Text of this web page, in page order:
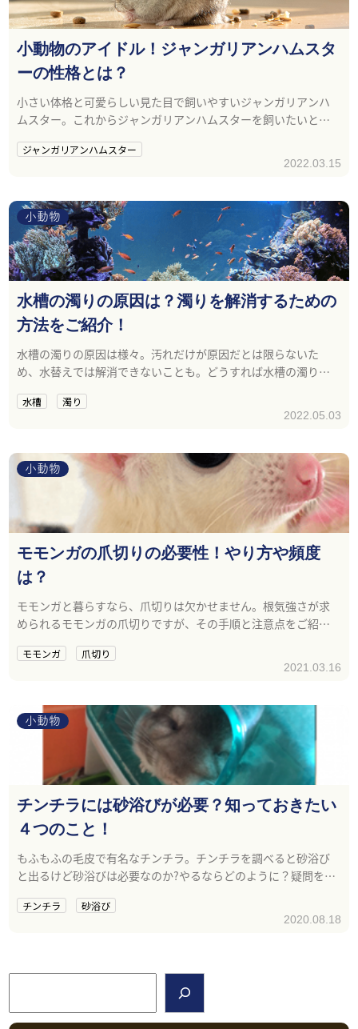
小動物のアイドル！ジャンガリアンハムスタ
ーの性格とは？
小さい体格と可愛らしい見た目で飼いやすいジャンガリアンハ
ムスター。これからジャンガリアンハムスターを飼いたいと考
来るでしょう。
ジャンガリアンハムスター
2022.03.15
小動物
水槽の濁りの原因は？濁りを解消するための
方法をご紹介！
水槽の濁りの原因は様々。汚れだけが原因だとは限らないた
め、水替えでは解消できないことも。どうすれば水槽の濁りを
水槽 濁り
2022.05.03
小動物
モモンガの爪切りの必要性！やり方や頻度
は？
モモンガと暮らすなら、爪切りは欠かせません。根気強さが求
められるモモンガの爪切りですが、その手順と注意点をご紹介
モモンガ 爪切り
2021.03.16
小動物
チンチラには砂浴びが必要？知っておきたい
４つのこと！
もふもふの毛皮で有名なチンチラ。チンチラを調べると砂浴び
と出るけど砂浴びは必要なのか?やるならどのように？疑問を解
チンチラ 砂浴び
2020.08.18
検索